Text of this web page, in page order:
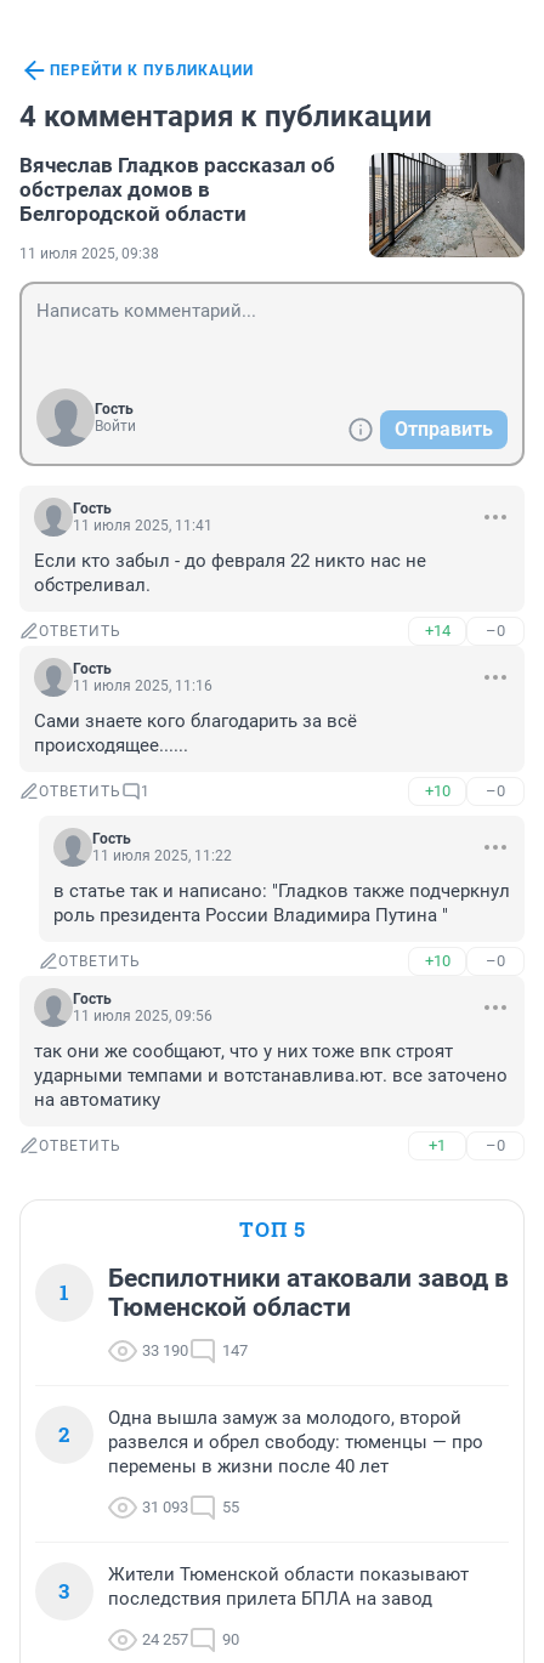
ПЕРЕЙТИ К ПУБЛИКАЦИИ
4 комментария к публикации
Вячеслав Гладков рассказал об
обстрелах домов в
Белгородской области
11 июля 2025, 09:38
Гость
Войти
Отправить
Гость
11 июля 2025, 11:41
Если кто забыл - до февраля 22 никто нас не
обстреливал.
ОТВЕТИТЬ +14 –0
Гость
11 июля 2025, 11:16
Сами знаете кого благодарить за всё
происходящее......
ОТВЕТИТЬ 1 +10 –0
Гость
11 июля 2025, 11:22
в статье так и написано: "Гладков также подчеркнул
роль президента России Владимира Путина "
ОТВЕТИТЬ +10 –0
Гость
11 июля 2025, 09:56
так они же сообщают, что у них тоже впк строят
ударными темпами и вотстанавлива.ют. все заточено
на автоматику
ОТВЕТИТЬ +1 –0
ТОП 5
1
Беспилотники атаковали завод в
Тюменской области
33 190 147
2
Одна вышла замуж за молодого, второй
развелся и обрел свободу: тюменцы — про
перемены в жизни после 40 лет
31 093 55
3
Жители Тюменской области показывают
последствия прилета БПЛА на завод
24 257 90